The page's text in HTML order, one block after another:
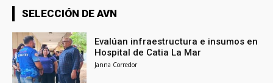
SELECCIÓN DE AVN
Evalúan infraestructura e insumos en
Hospital de Catia La Mar
Janna Corredor